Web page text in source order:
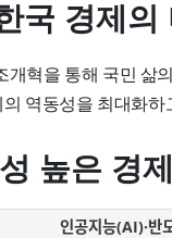
국 경제의
혁을 통해 국민 삶
역동성을 최대화
높은 경
인공지능(AI)·반